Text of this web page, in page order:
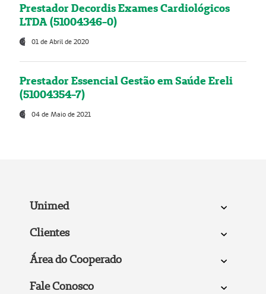
Prestador Decordis Exames Cardiológicos
LTDA (51004346-0)
01 de Abril de 2020
Prestador Essencial Gestão em Saúde Ereli
(51004354-7)
04 de Maio de 2021
Unimed
Clientes
Área do Cooperado
Fale Conosco